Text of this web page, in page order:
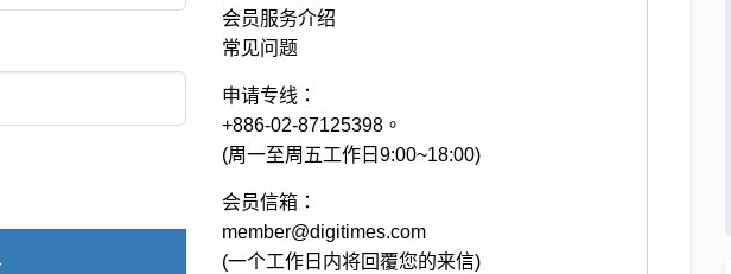
会员服务介绍
常见问题
申请专线：
+886-02-87125398。
(周一至周五工作日9:00~18:00)
会员信箱：
member@digitimes.com
(一个工作日内将回覆您的来信)